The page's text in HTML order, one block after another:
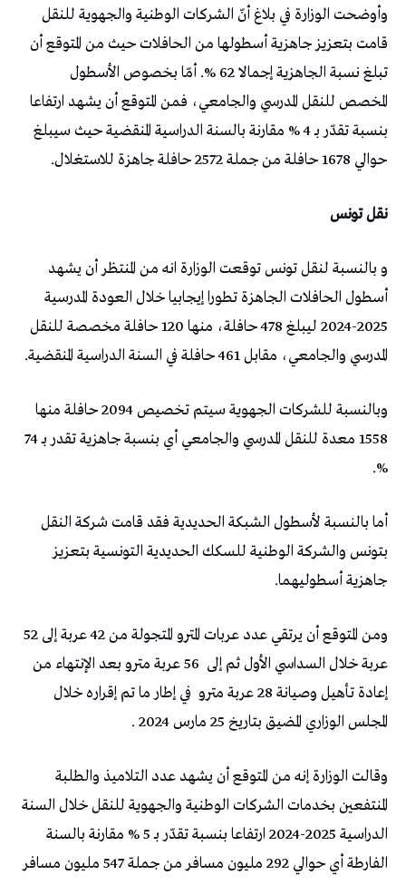
وأوضحت الوزارة في بلاغ أنّ الشركات الوطنية والجهوية للنقل
قامت بتعزيز جاهزية أسطولها من الحافلات حيث من المتوقع أن
تبلغ نسبة الجاهزية إجمالا 62 %. أمّا بخصوص الأسطول
المخصص للنقل المدرسي والجامعي، فمن المتوقع أن يشهد ارتفاعا
بنسبة تقدّر بـ 4 % مقارنة بالسنة الدراسية المنقضية حيث سيبلغ
حوالي 1678 حافلة من جملة 2572 حافلة جاهزة للاستغلال.
نقل تونس
و بالنسبة لنقل تونس توقعت الوزارة انه من المنتظر أن يشهد
أسطول الحافلات الجاهزة تطورا إيجابيا خلال العودة المدرسية
2025-2024 ليبلغ 478 حافلة، منها 120 حافلة مخصصة للنقل
المدرسي والجامعي، مقابل 461 حافلة في السنة الدراسية المنقضية.
وبالنسبة للشركات الجهوية سيتم تخصيص 2094 حافلة منها
1558 معدة للنقل المدرسي والجامعي أي بنسبة جاهزية تقدر بـ 74
%.
أما بالنسبة لأسطول الشبكة الحديدية فقد قامت شركة النقل
بتونس والشركة الوطنية للسكك الحديدية التونسية بتعزيز
جاهزية أسطوليهما.
ومن المتوقع أن يرتقي عدد عربات المترو المتجولة من 42 عربة إلى 52
عربة خلال السداسي الأول ثم إلى
56 عربة مترو بعد الإنتهاء من
إعادة تأهيل وصيانة 28 عربة مترو
في إطار ما تم إقراره خلال
المجلس الوزاري المضيق بتاريخ 25 مارس 2024 .
وقالت الوزارة إنه من المتوقع أن يشهد عدد التلاميذ والطلبة
المنتفعين بخدمات الشركات الوطنية والجهوية للنقل خلال السنة
الدراسية 2025-2024 ارتفاعا بنسبة تقدّر بـ 5 % مقارنة بالسنة
الفارطة أي حوالي 292 مليون مسافر من جملة 547 مليون مسافر